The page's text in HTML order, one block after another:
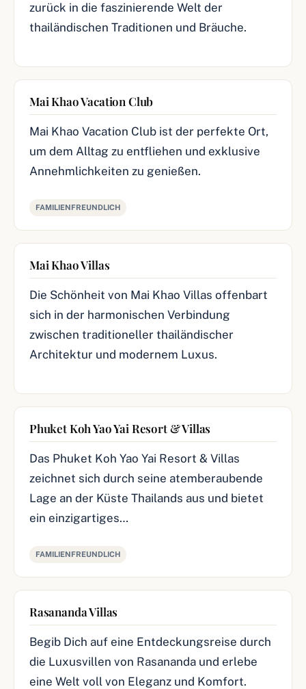
zurück in die faszinierende Welt der
thailändischen Traditionen und Bräuche.
Mai Khao Vacation Club
Mai Khao Vacation Club ist der perfekte Ort,
um dem Alltag zu entfliehen und exklusive
Annehmlichkeiten zu genießen.
FAMILIENFREUNDLICH
Mai Khao Villas
Die Schönheit von Mai Khao Villas offenbart
sich in der harmonischen Verbindung
zwischen traditioneller thailändischer
Architektur und modernem Luxus.
Phuket Koh Yao Yai Resort & Villas
Das Phuket Koh Yao Yai Resort & Villas
zeichnet sich durch seine atemberaubende
Lage an der Küste Thailands aus und bietet
ein einzigartiges…
FAMILIENFREUNDLICH
Rasananda Villas
Begib Dich auf eine Entdeckungsreise durch
die Luxusvillen von Rasananda und erlebe
eine Welt voll von Eleganz und Komfort.